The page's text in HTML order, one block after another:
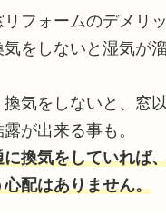
リフォームのデメリッ
気をしないと湿気が
換気をしないと、窓
が出来る事も。
に換気をしていれば
心配はありません。